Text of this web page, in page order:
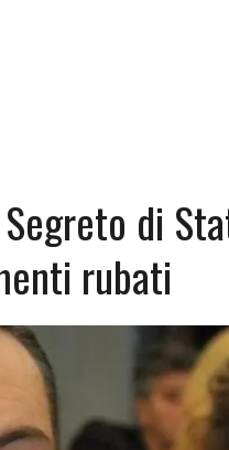
di
rubati